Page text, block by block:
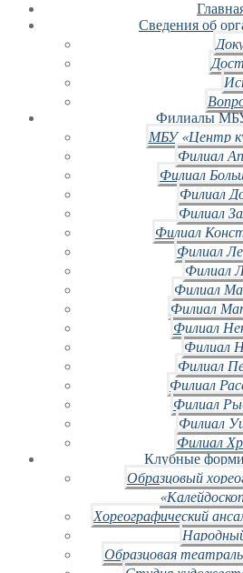
Сведения об
Филиалы
МБУ «Центр
Филиал
Филиал
Филиал
Филиал
Филиал
Филиал
Филиал
Филиал
Филиал
Филиал
Филиал
Филиал
Филиал
Филиал
Филиал
Филиал
Клубные
Образцовый
Хореографический
Образцовая